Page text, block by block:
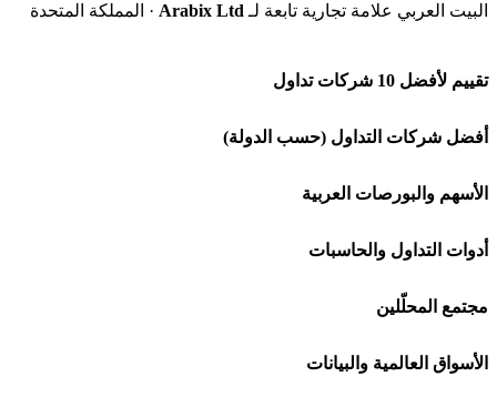
البيت العربي علامة تجارية تابعة لـ Arabix Ltd · المملكة المتحدة
تقييم لأفضل 10 شركات تداول
شركة Capital.com
افاتريد AvaTrade
اكسنس Exness
منصة بينانس
أفضل شركات التداول (حسب الدولة)
شركات تداول في السعودية
شركات تداول في الإمارات
شركات تداول في الكويت
شركات تداول في قطر
الأسهم والبورصات العربية
🌍 كل البورصات العربية
🇸🇦 السوق السعودية
🇦🇪 أسواق الإمارات
أدوات التداول والحاسبات
🕌 حاسبة الزكاة
💱 محول العملات
مجتمع المحلّلين
🧱 حائط المجتمع
الأسواق العالمية والبيانات